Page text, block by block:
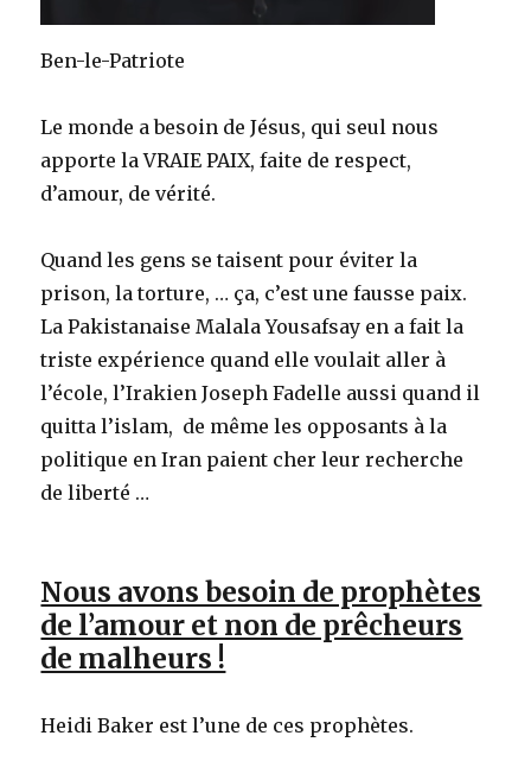
Ben-le-Patriote
Le monde a besoin de Jésus, qui seul nous
apporte la VRAIE PAIX, faite de respect,
d’amour, de vérité.
Quand les gens se taisent pour éviter la
prison, la torture, … ça, c’est une fausse paix.
La Pakistanaise Malala Yousafsay en a fait la
triste expérience quand elle voulait aller à
l’école, l’Irakien Joseph Fadelle aussi quand il
quitta l’islam, de même les opposants à la
politique en Iran paient cher leur recherche
de liberté …
Nous avons besoin de prophètes
de l’amour et non de prêcheurs
de malheurs !
Heidi Baker est l’une de ces prophètes.